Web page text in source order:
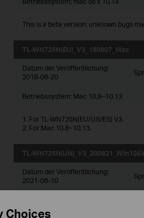
This is a beta version; unknown bugs
TL-WN725N(EU)_V3_180807_Mac
Datum der Veröffentlichung:
2018-08-20
Betriebssystem: Mac 10.8~10.13
1. For TL-WN725N(EU/US/ES) V3.
2. For Mac 10.8~10.13.
TL-
Datum der Veröffentlichung:
2021-08-10
Choices